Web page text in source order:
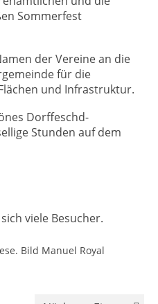
Sommerfest
der Vereine an die
für die
und Infrastruktur.
Dorffeschd-
Stunden auf dem
viele Besucher.
Bild Manuel Royal